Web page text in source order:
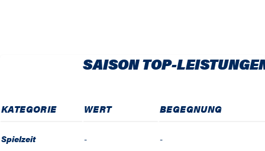
SAISON TOP-
KATEGORIE WERT BEGEGNUNG
Spielzeit - -